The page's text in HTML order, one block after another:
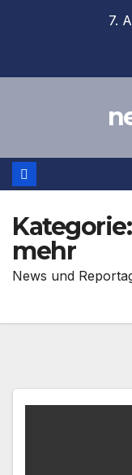
7.
Kategorie:
mehr
News und